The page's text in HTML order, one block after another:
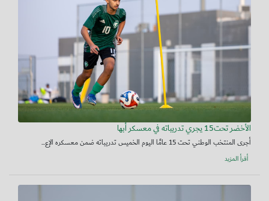
الأخضر تحت15 يجري تدريباته في معسكر أبها
أجرى المنتخب الوطني تحت 15 عامًا اليوم الخميس تدريباته ضمن معسكره الإع...
أقرأ المزيد